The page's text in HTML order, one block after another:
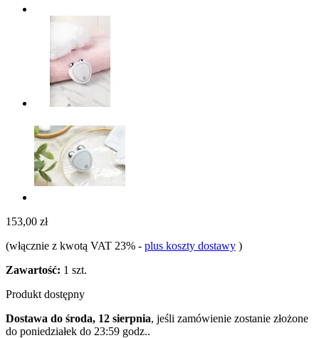
153,00 zł
(włącznie z kwotą VAT 23% - plus koszty dostawy )
Zawartość: 1 szt.
Produkt dostępny
Dostawa do środa, 12 sierpnia, jeśli zamówienie zostanie złożone
do poniedziałek do 23:59 godz..